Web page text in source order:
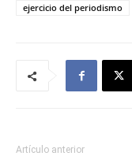
ejercicio del periodismo
Artículo anterior